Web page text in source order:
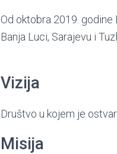
Od oktobra 2019.
Banja Luci, Sarajevu i
Vizija
Društvo u kojem je
Misija